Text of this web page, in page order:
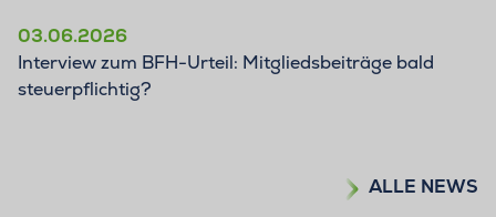
03.06.2026
Interview zum BFH-Urteil: Mitgliedsbeiträge bald
steuerpflichtig?
ALLE NEWS